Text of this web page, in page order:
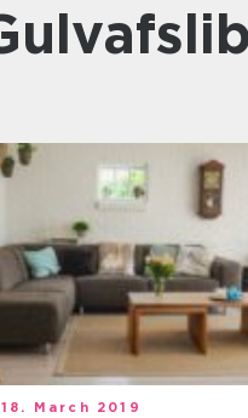
18. March 2019